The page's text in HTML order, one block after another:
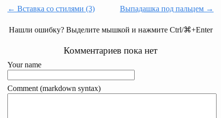
← Вставка со стилями (3) Выпадашка под пальцем →
Нашли ошибку? Выделите мышкой и нажмите Ctrl/⌘+Enter
Комментариев пока нет
Your name
Comment (markdown syntax)